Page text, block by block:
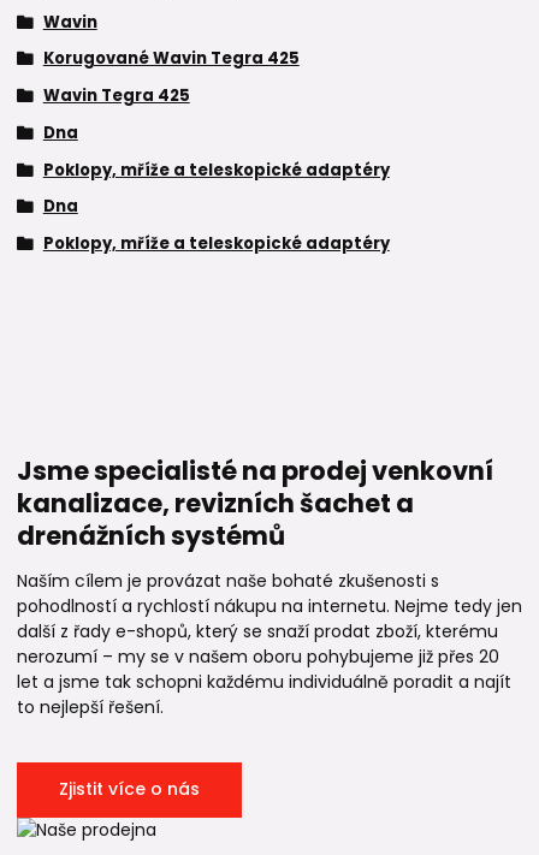
Wavin
Korugované Wavin Tegra 425
Wavin Tegra 425
Dna
Poklopy, mříže a teleskopické adaptéry
Dna
Poklopy, mříže a teleskopické adaptéry
Jsme specialisté na prodej venkovní
kanalizace, revizních šachet a
drenážních systémů
Naším cílem je provázat naše bohaté zkušenosti s
pohodlností a rychlostí nákupu na internetu. Nejme tedy jen
další z řady e-shopů, který se snaží prodat zboží, kterému
nerozumí – my se v našem oboru pohybujeme již přes 20
let a jsme tak schopni každému individuálně poradit a najít
to nejlepší řešení.
Zjistit více o nás